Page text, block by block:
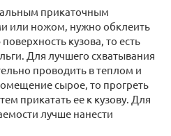
прикаточным
или ножом, нужно обклеить
кузова, то есть
Для лучшего схватывания
проводить в теплом и
сырое, то прогреть
прикатать ее к кузову. Для
лучше нанести